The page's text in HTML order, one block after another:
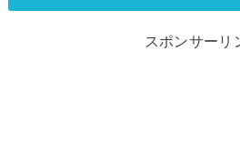
スポンサーリ